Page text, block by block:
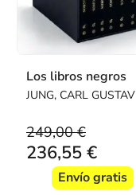
Los libros negros
JUNG, CARL GUSTAV
249,00 €
236,55 €
Envío gratis